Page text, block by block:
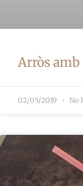
Arròs
02/05/2019 No